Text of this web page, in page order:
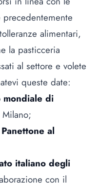
alimentari,
la pasticceria
al settore e volete
queste date:
mondiale di
al
italiano degli
con il